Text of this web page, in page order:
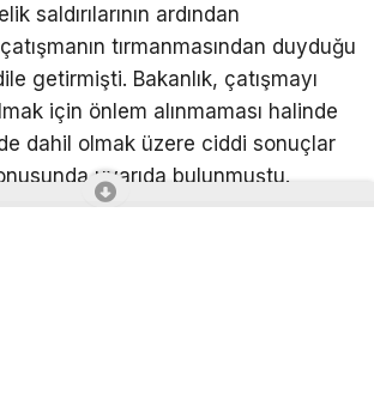
ABONE OL
Limanı açıklarındaki Türk
kuru yük gemisine insansız